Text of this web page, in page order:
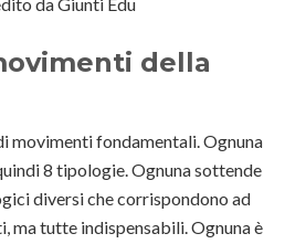
della
movimenti fondamentali. Ognuna
8 tipologie. Ognuna sottende
diversi che corrispondono ad
ma tutte indispensabili. Ognuna è